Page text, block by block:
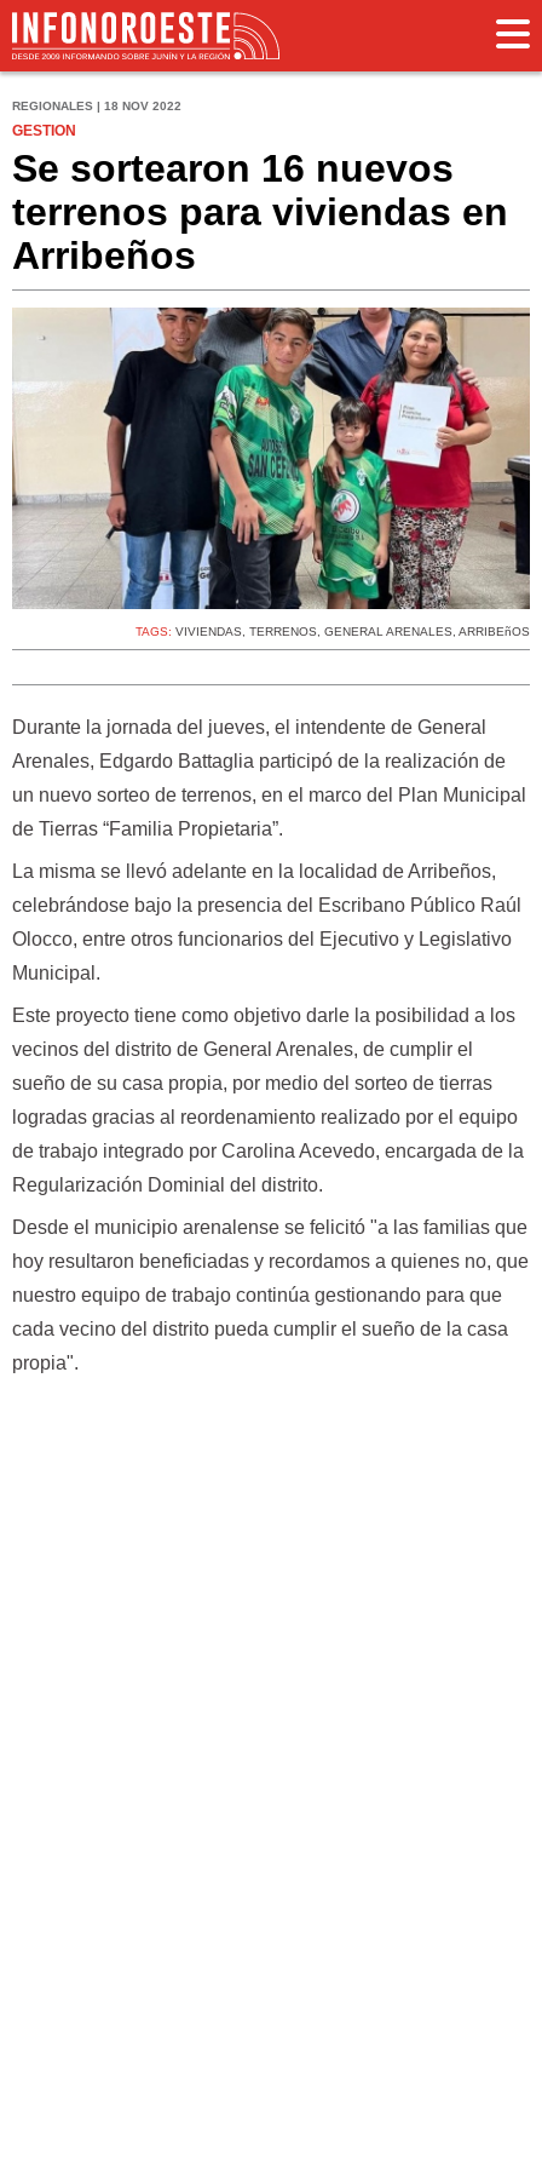
REGIONALES | 18 NOV 2022
GESTION
Se sortearon 16 nuevos
terrenos para viviendas en
Arribeños
TAGS: VIVIENDAS TERRENOS GENERAL ARENALES ARRIBEñOS
Durante la jornada del jueves, el intendente de General
Arenales, Edgardo Battaglia participó de la realización de
un nuevo sorteo de terrenos, en el marco del Plan Municipal
de Tierras “Familia Propietaria”.
La misma se llevó adelante en la localidad de Arribeños,
celebrándose bajo la presencia del Escribano Público Raúl
Olocco, entre otros funcionarios del Ejecutivo y Legislativo
Municipal.
Este proyecto tiene como objetivo darle la posibilidad a los
vecinos del distrito de General Arenales, de cumplir el
sueño de su casa propia, por medio del sorteo de tierras
logradas gracias al reordenamiento realizado por el equipo
de trabajo integrado por Carolina Acevedo, encargada de la
Regularización Dominial del distrito.
Desde el municipio arenalense se felicitó "a las familias que
hoy resultaron beneficiadas y recordamos a quienes no, que
nuestro equipo de trabajo continúa gestionando para que
cada vecino del distrito pueda cumplir el sueño de la casa
propia".